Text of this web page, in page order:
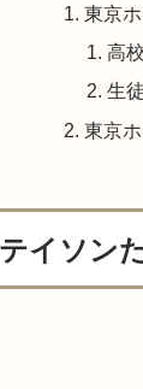
東京
高
生
東京
イソン